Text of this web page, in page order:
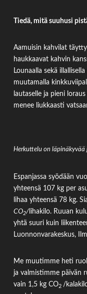
Tiedä, mitä suuhusi
Aamuisin kahvilat
haukkaavat kahvin
Lounaalla sekä
muutamalla
lautaselle ja pieni
menee liukkaasti
Herkuttelu on
Espanjassa syödään
yhteensä 107 kg per
lihaa yhteensä 78 kg.
CO2/lihakilo. Ruuan
yhtä suuri kuin
Luonnonvarakeskus,
Me muutimme heti
ja valmistimme päivän
vain 1,5 kg CO2 /